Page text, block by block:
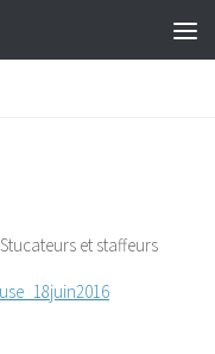
Stucateurs et staffeurs